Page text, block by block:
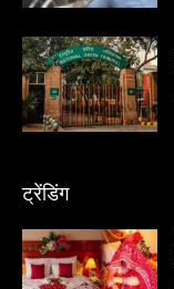
ट्रेंडिंग